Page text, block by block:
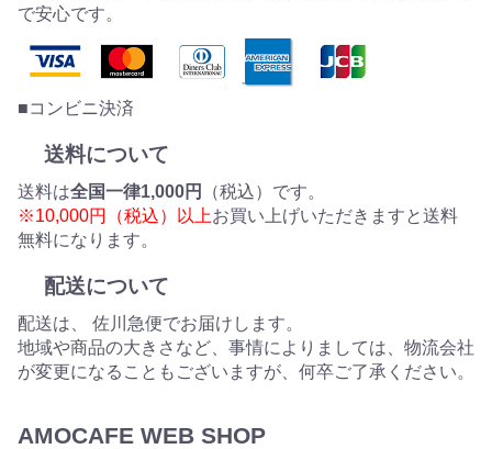
で安心です。
■コンビニ決済
送料について
送料は全国一律1,000円
（税込）です。
※10,000円（税込）以上お買い上げいただきますと送料
無料になります。
配送について
配送は、 佐川急便でお届けします。
地域や商品の大きさなど、事情によりましては、物流会社
が変更になることもございますが、何卒ご了承ください。
AMOCAFE WEB SHOP